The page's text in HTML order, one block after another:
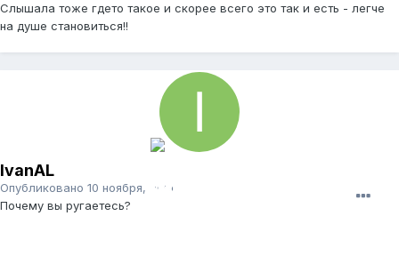
Слышала тоже гдето такое и скорее всего это так и есть - легче
на душе становиться!!
IvanAL
Опубликовано 10 ноября, 2006
Почему вы ругаетесь?